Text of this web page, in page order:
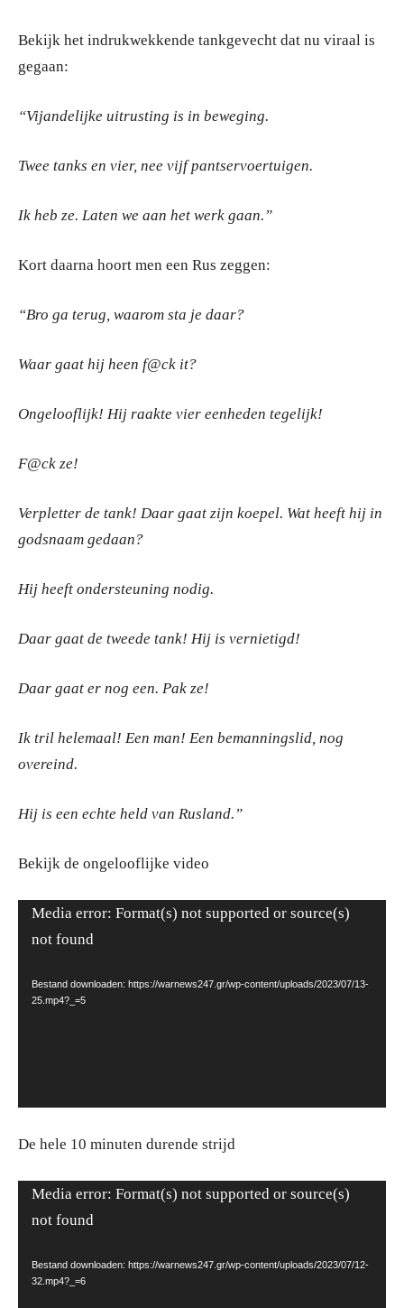
Bekijk het indrukwekkende tankgevecht dat nu viraal is
gegaan:
“Vijandelijke uitrusting is in beweging.
Twee tanks en vier, nee vijf pantservoertuigen.
Ik heb ze. Laten we aan het werk gaan.”
Kort daarna hoort men een Rus zeggen:
“Bro ga terug, waarom sta je daar?
Waar gaat hij heen f@ck it?
Ongelooflijk! Hij raakte vier eenheden tegelijk!
F@ck ze!
Verpletter de tank! Daar gaat zijn koepel. Wat heeft hij in
godsnaam gedaan?
Hij heeft ondersteuning nodig.
Daar gaat de tweede tank! Hij is vernietigd!
Daar gaat er nog een. Pak ze!
Ik tril helemaal! Een man! Een bemanningslid, nog
overeind.
Hij is een echte held van Rusland.”
Bekijk de ongelooflijke video
Videospeler
Media error: Format(s) not supported or source(s)
not found
Bestand downloaden: https://warnews247.gr/wp-content/uploads/2023/07/13-
25.mp4?_=5
De hele 10 minuten durende strijd
Videospeler
Media error: Format(s) not supported or source(s)
not found
Bestand downloaden: https://warnews247.gr/wp-content/uploads/2023/07/12-
32.mp4?_=6